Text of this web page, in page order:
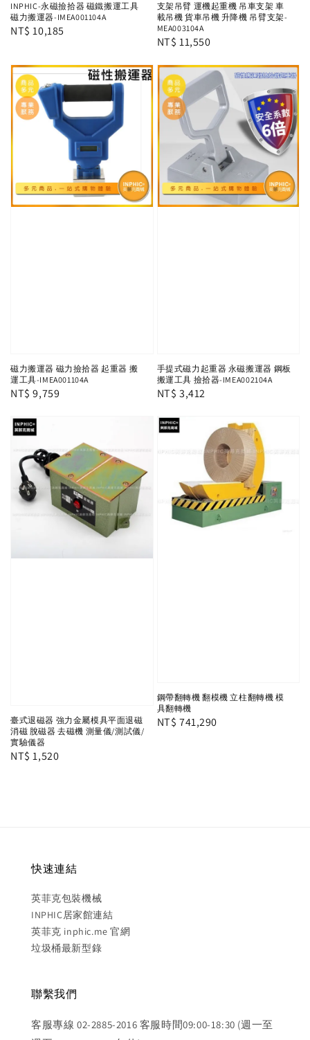
INPHIC-永磁撿拾器 磁鐵搬運工具
磁力搬運器-IMEA001104A
Regular
NT$ 10,185
支架吊臂 運機起重機 吊車支架 車
載吊機 貨車吊機 升降機 吊臂支架-
MEA003104A
Regular
NT$ 11,550
磁力搬運器 磁力撿拾器 起重器 搬
運工具-IMEA001104A
Regular
NT$ 9,759
手提式磁力起重器 永磁搬運器 鋼板
搬運工具 撿拾器-IMEA002104A
Regular
NT$ 3,412
臺式退磁器 強力金屬模具平面退磁
消磁 脫磁器 去磁機 測量儀/測試儀/
實驗儀器
Regular
NT$ 1,520
鋼帶翻轉機 翻模機 立柱翻轉機 模
具翻轉機
Regular
NT$ 741,290
快速連結
英菲克包裝機械
INPHIC居家館連結
英菲克 inphic.me 官網
垃圾桶最新型錄
聯繫我們
客服專線 02-2885-2016 客服時間09:00-18:30 (週一至